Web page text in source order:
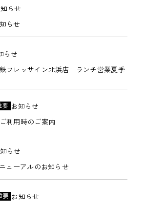
らせ
らせ
フレッサイン北浜店 ランチ営業夏季
らせ
利用時のご案内
要 お知らせ
ューアルのお知らせ
らせ
要 お知らせ